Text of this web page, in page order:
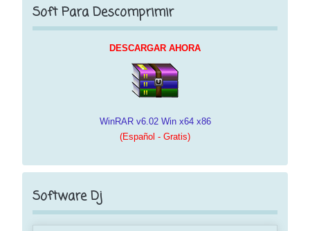
Soft Para Descomprimir
DESCARGAR AHORA
WinRAR v6.02 Win x64 x86
(Español - Gratis)
Software Dj